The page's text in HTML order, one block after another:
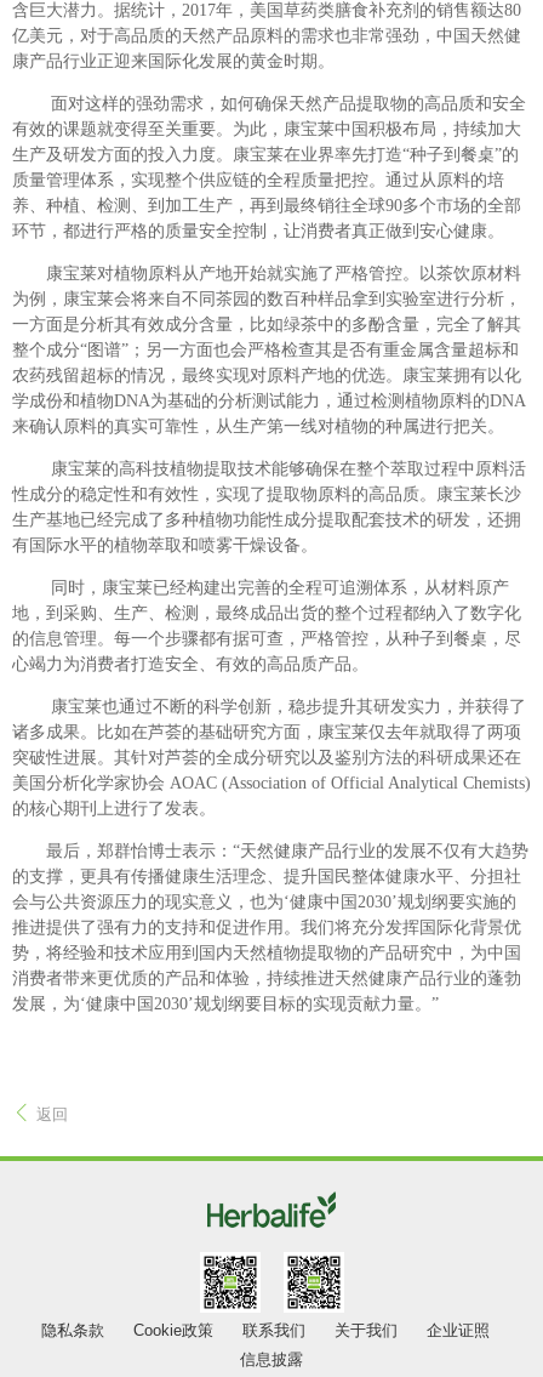
含巨大潜力。据统计，2017年，美国草药类膳食补充剂的销售额达80
亿美元，对于高品质的天然产品原料的需求也非常强劲，中国天然健
康产品行业正迎来国际化发展的黄金时期。
面对这样的强劲需求，如何确保天然产品提取物的高品质和安全
有效的课题就变得至关重要。为此，康宝莱中国积极布局，持续加大
生产及研发方面的投入力度。康宝莱在业界率先打造“种子到餐桌”的
质量管理体系，实现整个供应链的全程质量把控。通过从原料的培
养、种植、检测、到加工生产，再到最终销往全球90多个市场的全部
环节，都进行严格的质量安全控制，让消费者真正做到安心健康。
康宝莱对植物原料从产地开始就实施了严格管控。以茶饮原材料
为例，康宝莱会将来自不同茶园的数百种样品拿到实验室进行分析，
一方面是分析其有效成分含量，比如绿茶中的多酚含量，完全了解其
整个成分“图谱”；另一方面也会严格检查其是否有重金属含量超标和
农药残留超标的情况，最终实现对原料产地的优选。康宝莱拥有以化
学成份和植物DNA为基础的分析测试能力，通过检测植物原料的DNA
来确认原料的真实可靠性，从生产第一线对植物的种属进行把关。
康宝莱的高科技植物提取技术能够确保在整个萃取过程中原料活
性成分的稳定性和有效性，实现了提取物原料的高品质。康宝莱长沙
生产基地已经完成了多种植物功能性成分提取配套技术的研发，还拥
有国际水平的植物萃取和喷雾干燥设备。
同时，康宝莱已经构建出完善的全程可追溯体系，从材料原产
地，到采购、生产、检测，最终成品出货的整个过程都纳入了数字化
的信息管理。每一个步骤都有据可查，严格管控，从种子到餐桌，尽
心竭力为消费者打造安全、有效的高品质产品。
康宝莱也通过不断的科学创新，稳步提升其研发实力，并获得了
诸多成果。比如在芦荟的基础研究方面，康宝莱仅去年就取得了两项
突破性进展。其针对芦荟的全成分研究以及鉴别方法的科研成果还在
美国分析化学家协会 AOAC (Association of Official Analytical Chemists)
的核心期刊上进行了发表。
最后，郑群怡博士表示：“天然健康产品行业的发展不仅有大趋势
的支撑，更具有传播健康生活理念、提升国民整体健康水平、分担社
会与公共资源压力的现实意义，也为‘健康中国2030’规划纲要实施的
推进提供了强有力的支持和促进作用。我们将充分发挥国际化背景优
势，将经验和技术应用到国内天然植物提取物的产品研究中，为中国
消费者带来更优质的产品和体验，持续推进天然健康产品行业的蓬勃
发展，为‘健康中国2030’规划纲要目标的实现贡献力量。”
返回
隐私条款 Cookie政策 联系我们 关于我们
企业证照
信息披露